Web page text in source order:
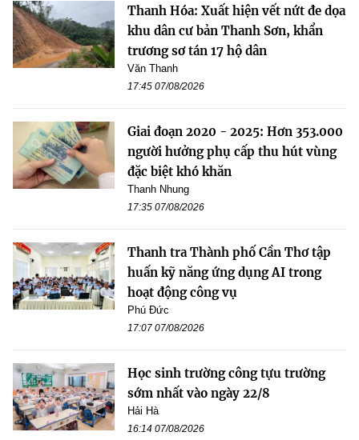
Thanh Hóa: Xuất hiện vết nứt đe dọa
khu dân cư bản Thanh Sơn, khẩn
trương sơ tán 17 hộ dân
Văn Thanh
17:45 07/08/2026
Giai đoạn 2020 - 2025: Hơn 353.000
người hưởng phụ cấp thu hút vùng
đặc biệt khó khăn
Thanh Nhung
17:35 07/08/2026
Thanh tra Thành phố Cần Thơ tập
huấn kỹ năng ứng dụng AI trong
hoạt động công vụ
Phú Đức
17:07 07/08/2026
Học sinh trường công tựu trường
sớm nhất vào ngày 22/8
Hải Hà
16:14 07/08/2026